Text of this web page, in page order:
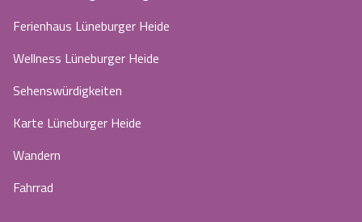
Ferienhaus Lüneburger Heide
Wellness Lüneburger Heide
Sehenswürdigkeiten
Karte Lüneburger Heide
Wandern
Fahrrad